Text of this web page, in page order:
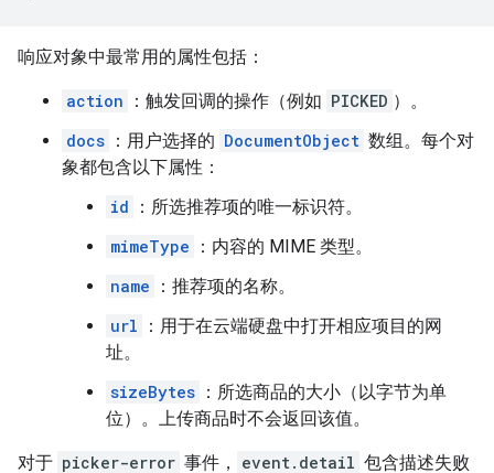
响应对象中最常用的属性包括：
action ：触发回调的操作（例如 PICKED ）。
docs ：用户选择的 DocumentObject 数组。每个对
象都包含以下属性：
id
：所选推荐项的唯一标识符。
mimeType
：内容的 MIME 类型。
name
：推荐项的名称。
url
：用于在云端硬盘中打开相应项目的网
址。
sizeBytes ：所选商品的大小（以字节为单
位）。上传商品时不会返回该值。
对于 picker-error 事件， event.detail 包含描述失败